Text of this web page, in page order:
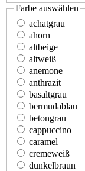
Farbe auswählen
achatgrau
ahorn
altbeige
altweiß
anemone
anthrazit
basaltgrau
bermudablau
betongrau
cappuccino
caramel
cremeweiß
dunkelbraun